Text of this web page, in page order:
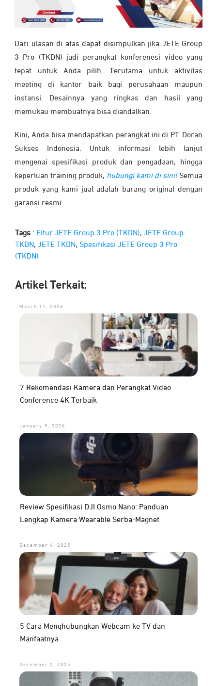
Dari ulasan di atas dapat disimpulkan jika JETE Group
3 Pro (TKDN) jadi perangkat konferenesi video yang
tepat untuk Anda pilih. Terutama untuk aktivitas
meeting di kantor baik bagi perusahaan maupun
instansi. Desainnya yang ringkas dan hasil yang
memukau membuatnya bisa diandalkan.
Kini, Anda bisa mendapatkan perangkat ini di PT. Doran
Sukses Indonesia. Untuk informasi lebih lanjut
mengenai spesifikasi produk dan pengadaan, hingga
keperluan training produk, hubungi kami di sini!Semua
produk yang kami jual adalah barang original dengan
garansi resmi.
Tags : Fitur JETE Group 3 Pro (TKDN), JETE Group
TKDN, JETE TKDN, Spesifikasi JETE Group 3 Pro
(TKDN)
Artikel Terkait:
March 11, 2026
7 Rekomendasi Kamera dan Perangkat Video
Conference 4K Terbaik
January 9, 2026
Review Spesifikasi DJI Osmo Nano: Panduan
Lengkap Kamera Wearable Serba-Magnet
December 4, 2025
5 Cara Menghubungkan Webcam ke TV dan
Manfaatnya
December 2, 2025